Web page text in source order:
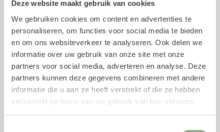
Deze website maakt gebruik van cookies
We gebruiken cookies om content en advertenties te
personaliseren, om functies voor social media te bieden
en om ons websiteverkeer te analyseren. Ook delen we
informatie over uw gebruik van onze site met onze
partners voor social media, adverteren en analyse. Deze
partners kunnen deze gegevens combineren met andere
informatie die u aan ze heeft verstrekt of die ze hebben
verzameld op basis van uw gebruik van hun services.
Soort: Primula
Lengte: 111 cm
Kleur: Geel
Materiaal: Zijde en kunststof
Voeg geur toe met parfum voor zijden